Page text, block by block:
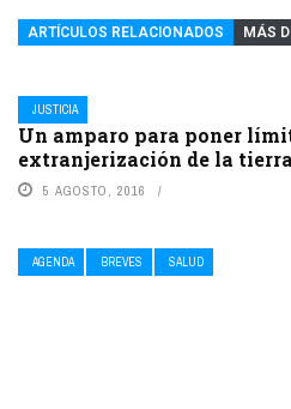
ARTÍCULOS RELACIONADOS MÁS
JUSTICIA
Un amparo para poner
extranjerización de la tierra
5 AGOSTO, 2016
AGENDA BREVES SALUD